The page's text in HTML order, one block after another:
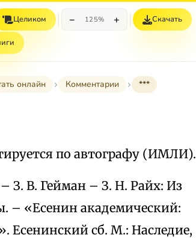
Целиком − 125% + Скачать
онлайн Комментарии ***
по автографу (ИМЛИ).
З. В. Гейман – З. Н. Райх: Из
– «Есенин академический:
Есенинский сб. М.: Наследие,